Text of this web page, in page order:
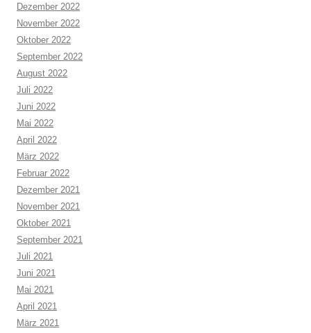
Dezember 2022
November 2022
Oktober 2022
September 2022
August 2022
Juli 2022
Juni 2022
Mai 2022
April 2022
März 2022
Februar 2022
Dezember 2021
November 2021
Oktober 2021
September 2021
Juli 2021
Juni 2021
Mai 2021
April 2021
März 2021